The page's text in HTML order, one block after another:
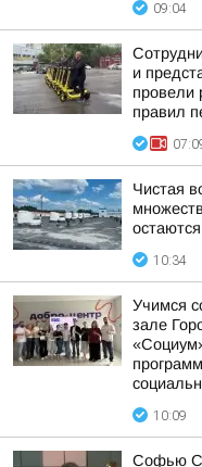
09:04
и
провели
правил
Чистая
10:34
Учимся
зале
10:09
Софью